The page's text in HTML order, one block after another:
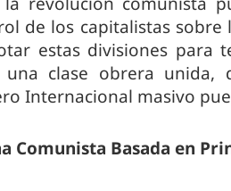
de los capitalistas
estas divisiones para
una clase obrera unida,
Internacional masivo
Comunista Basada en